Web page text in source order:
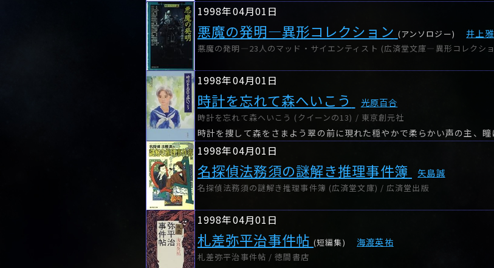
1998年04月01日
悪魔の発明―異形コレクション (アンソロジー) 井上
悪魔の発明―23人のマッド・サイエンティスト (広済堂文庫―異形コレクシ
1998年04月01日
時計を忘れて森へいこう 光原百合
時計を忘れて森へいこう (クイーンの13) / 東京創元社
1998年04月01日
名探偵法務須の謎解き推理事件簿 矢島誠
名探偵法務須の謎解き推理事件簿 (広済堂文庫) / 広済堂出版
1998年04月01日
札差弥平治事件帖 (短編集) 海渡英祐
札差弥平治事件帖 / 徳間書店